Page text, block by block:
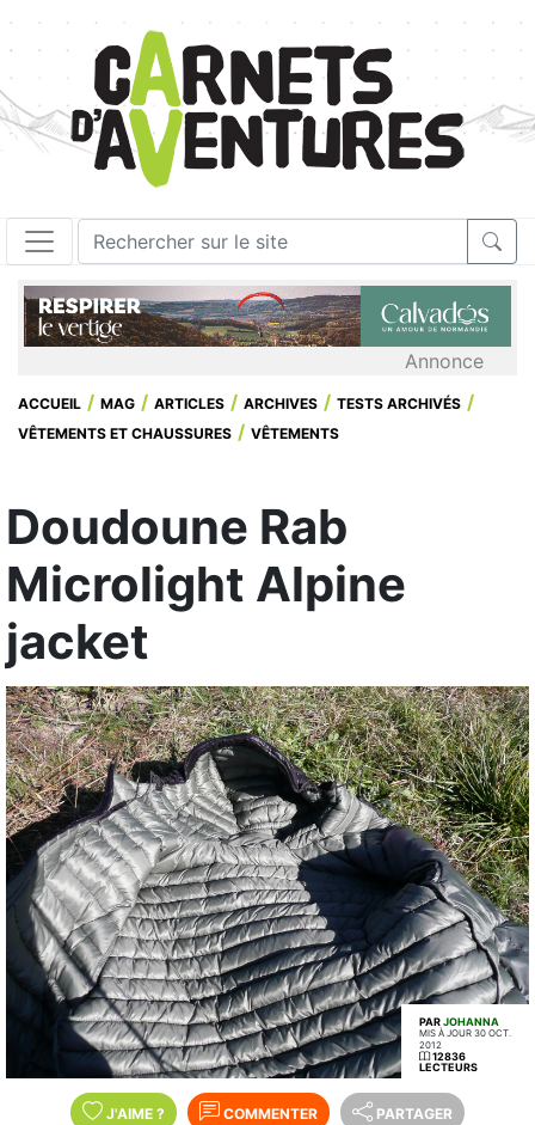
Annonce
ACCUEIL MAG ARTICLES ARCHIVES
TESTS ARCHIVÉS
VÊTEMENTS ET CHAUSSURES
VÊTEMENTS
Doudoune Rab
Microlight Alpine
jacket
PARJOHANNA
MIS À JOUR 30 OCT.
2012
12836
LECTEURS
J'AIME ? COMMENTER PARTAGER